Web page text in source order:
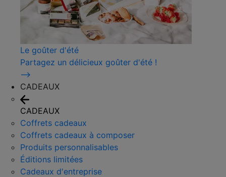
Le goûter d'été
Partagez un délicieux goûter d'été !
⟶
CADEAUX
CADEAUX
Coffrets cadeaux
Coffrets cadeaux à composer
Produits personnalisables
Éditions limitées
Cadeaux d'entreprise